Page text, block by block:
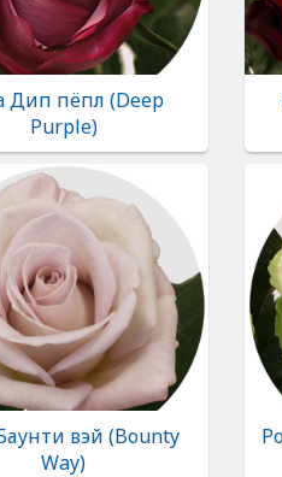
Дип пёпл (Deep
Purple)
вэй (Bounty
Way)